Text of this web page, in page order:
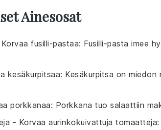
Ainesosat
fusilli-pastaa: Fusilli-pasta imee
kesäkurpitsaa: Kesäkurpitsa on miedon
porkkanaa: Porkkana tuo salaattiin
- Korvaa aurinkokuivattuja tomaatteja